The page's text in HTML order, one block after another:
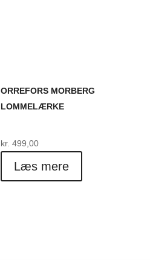
ORREFORS MORBERG
LOMMELÆRKE
kr. 499,00
Læs mere